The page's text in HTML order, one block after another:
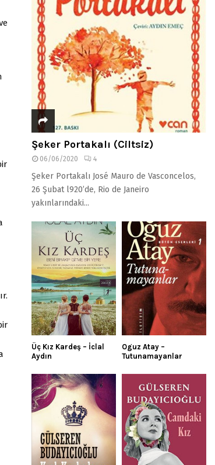
Şeker Portakalı (Ciltsiz)
06/06/2020 4
Şeker Portakalı José Mauro de Vasconcelos,
26 Şubat l920’de, Rio de Janeiro
yakınlarındaki...
Üç Kız Kardeş – İclal
Aydın
Oguz Atay –
Tutunamayanlar